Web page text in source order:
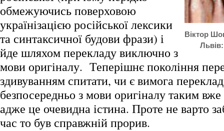
Віктор
обмежуючись поверховою
українізацією російської лексики
та синтаксичної будови фрази) і
йде шляхом перекладу виключно з
мови оригіналу. Теперішнє покоління
здивуванням спитати, чи є вимога
безпосередньо з мови оригіналу таким
адже це очевидна істина. Проте не варто
час то був справжній прорив.